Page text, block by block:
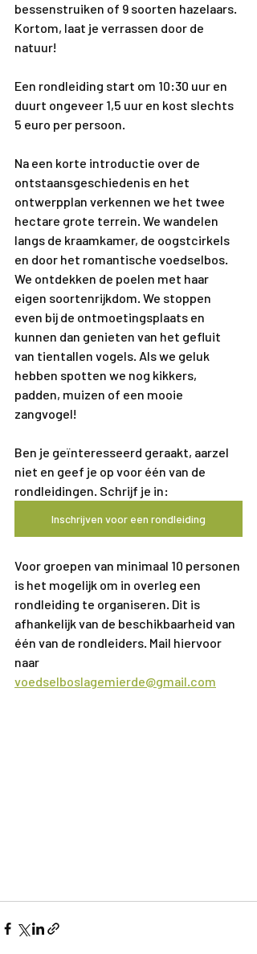
bessenstruiken of 9 soorten hazelaars.
Kortom, laat je verrassen door de
natuur!
Een rondleiding start om 10:30 uur en
duurt ongeveer 1,5 uur en kost slechts
5 euro per persoon.
Na een korte introductie over de
ontstaansgeschiedenis en het
ontwerpplan verkennen we het twee
hectare grote terrein. We wandelen
langs de kraamkamer, de oogstcirkels
en door het romantische voedselbos.
We ontdekken de poelen met haar
eigen soortenrijkdom. We stoppen
even bij de ontmoetingsplaats en
kunnen dan genieten van het gefluit
van tientallen vogels. Als we geluk
hebben spotten we nog kikkers,
padden, muizen of een mooie
zangvogel!
Ben je geïnteresseerd geraakt, aarzel
niet en geef je op voor één van de
rondleidingen. Schrijf je in:
Inschrijven voor een rondleiding
Voor groepen van minimaal 10 personen
is het mogelijk om in overleg een
rondleiding te organiseren. Dit is
afhankelijk van de beschikbaarheid van
één van de rondleiders. Mail hiervoor
naar
voedselboslagemierde@gmail.com